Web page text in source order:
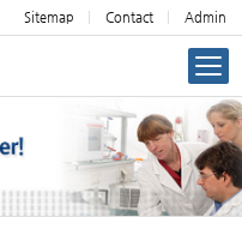
Sitemap Contact Admin